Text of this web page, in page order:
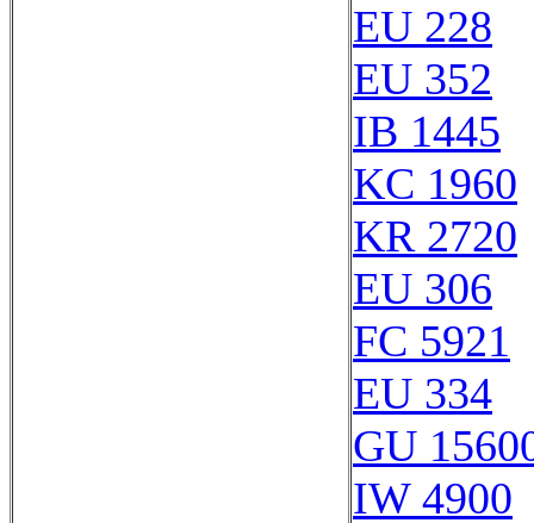
EU 228
EU 352
IB 1445
KC 1960
KR 2720
EU 306
FC 5921
EU 334
GU
IW 4900